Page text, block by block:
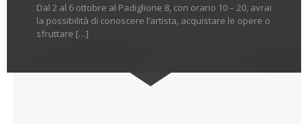
Dal 2 al 6 ottobre al Padiglione 8, con orario 10 – 20, avrai
la possibilità di conoscere l’artista, acquistare le opere o
sfruttare […]